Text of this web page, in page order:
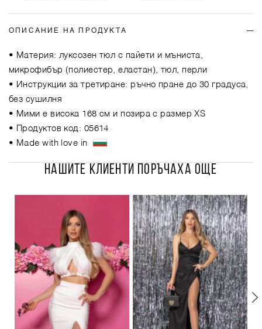
ОПИСАНИЕ НА ПРОДУКТА
• Материя: луксозен тюл с пайети и мъниста,
микрофибър (полиестер, еластан), тюл, перли
• Инструкции за третиране: ръчно пране до 30 градуса,
без сушилня
• Мими е висока 168 см и позира с размер XS
• Продуктов код: 05614
• Made with love in
НАШИТЕ КЛИЕНТИ ПОРЪЧАХА ОЩЕ